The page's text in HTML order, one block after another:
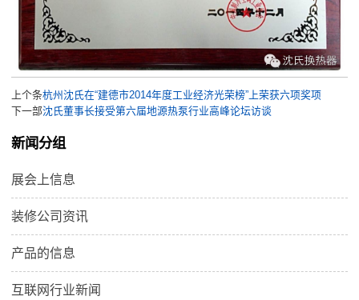
上个条杭州沈氏在“建德市2014年度工业经济光荣榜”上荣获六项奖项
下一部沈氏董事长接受第六届地源热泵行业高峰论坛访谈
新闻分组
展会上信息
装修公司资讯
产品的信息
互联网行业新闻